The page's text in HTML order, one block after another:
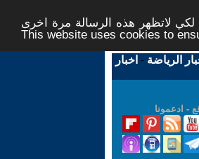
لاتظهر هذه الرسالة مرة اخرى -
This website uses cookies to
الرياضة - اخبار
- ادعمونا